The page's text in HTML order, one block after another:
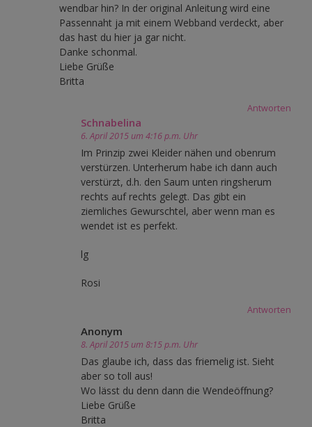
wendbar hin? In der original Anleitung wird eine
Passennaht ja mit einem Webband verdeckt, aber
das hast du hier ja gar nicht.
Danke schonmal.
Liebe Grüße
Britta
Antworten
Schnabelina
6. April 2015 um 4:16 p.m. Uhr
Im Prinzip zwei Kleider nähen und obenrum
verstürzen. Unterherum habe ich dann auch
verstürzt, d.h. den Saum unten ringsherum
rechts auf rechts gelegt. Das gibt ein
ziemliches Gewurschtel, aber wenn man es
wendet ist es perfekt.
lg
Rosi
Antworten
Anonym
8. April 2015 um 8:15 p.m. Uhr
Das glaube ich, dass das friemelig ist. Sieht
aber so toll aus!
Wo lässt du denn dann die Wendeöffnung?
Liebe Grüße
Britta